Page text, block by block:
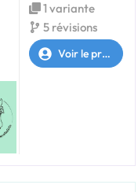
1 variante
5 révisions
Voir le profil